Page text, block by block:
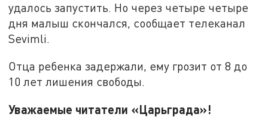
удалось запустить. Но через четыре четыре
дня малыш скончался, сообщает телеканал
Sevimli.
Отца ребенка задержали, ему грозит от 8 до
10 лет лишения свободы.
Уважаемые читатели «Царьграда»!